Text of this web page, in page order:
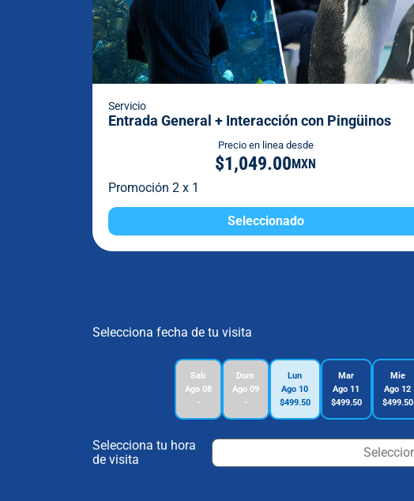
Servicio
Entrada General + Interacción con Pingüinos
Precio en linea desde
$1,049.00MXN
Promoción 2 x 1
Seleccionado
Selecciona fecha de tu visita
Sab
Ago 08
-
Dom
Ago 09
-
Lun
Ago 10
$499.50
Mar
Ago 11
$499.50
Mie
Ago 12
$499.50
Selecciona tu hora
de visita